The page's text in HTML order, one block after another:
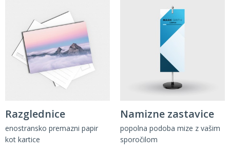
Razglednice
enostransko premazni papir
kot kartice
Namizne zastavice
popolna podoba mize z vašim
sporočilom